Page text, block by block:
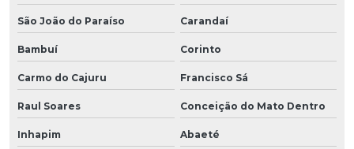
São João do Paraíso Carandaí
Bambuí Corinto
Carmo do Cajuru Francisco Sá
Raul Soares Conceição do Mato Dentro
Inhapim Abaeté